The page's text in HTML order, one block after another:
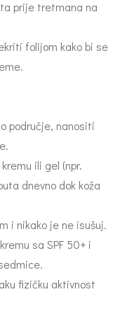
prije tretmana na
folijom kako bi se
područje, nanositi
ili gel (npr.
dnevno dok koža
i nikako je ne isušuj.
sa SPF 50+ i
fizičku aktivnost